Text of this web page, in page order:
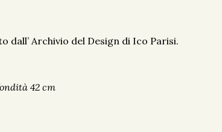
Archivio del Design di Ico Parisi.
42 cm